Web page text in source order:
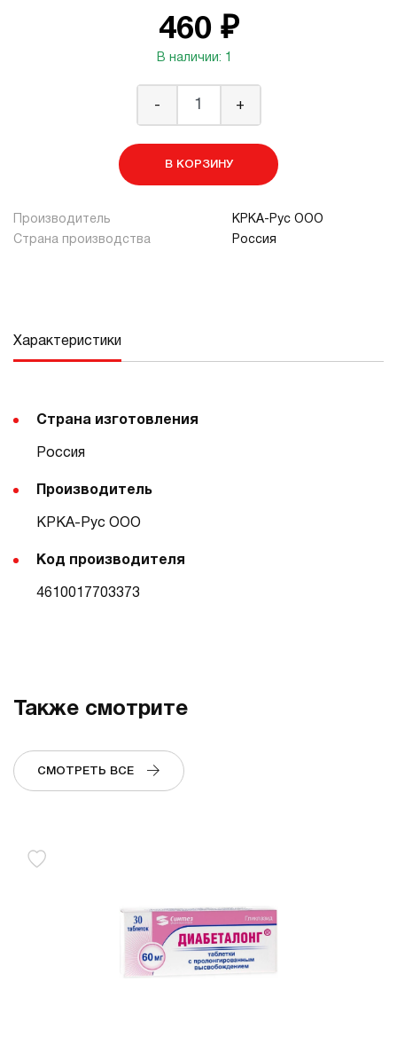
460 ₽
В наличии: 1
- +
В КОРЗИНУ
Производитель
КРКА-Рус ООО
Страна производства
Россия
Характеристики
Страна изготовления
Россия
Производитель
КРКА-Рус ООО
Код производителя
4610017703373
Также смотрите
СМОТРЕТЬ ВСЕ